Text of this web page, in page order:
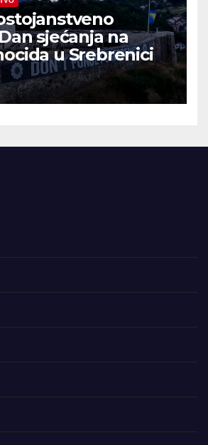
sjećanja na
u Srebrenici